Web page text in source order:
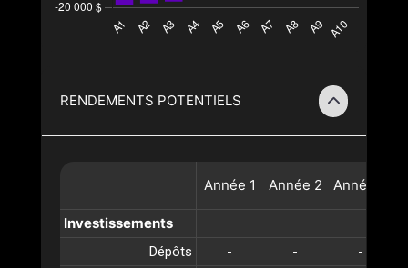
RENDEMENTS POTENTIELS
Année 1 Année 2 Année
Investissements
Dépôts - -
-